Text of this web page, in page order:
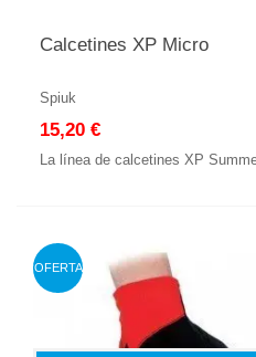
Calcetines XP Micro
Spiuk
15,20 €
La línea de calcetines XP
OFERTA